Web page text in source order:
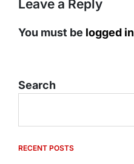
Leave a Reply
You must be logged in
Search
RECENT POSTS